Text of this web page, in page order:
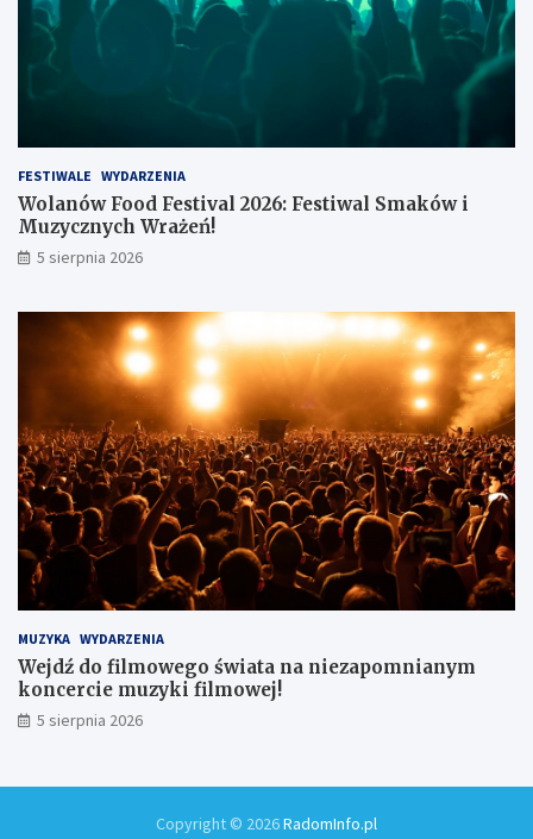
FESTIWALE WYDARZENIA
Wolanów Food Festival 2026: Festiwal Smaków i
Muzycznych Wrażeń!
5 sierpnia 2026
MUZYKA WYDARZENIA
Wejdź do filmowego świata na niezapomnianym
koncercie muzyki filmowej!
5 sierpnia 2026
Copyright © 2026RadomInfo.pl